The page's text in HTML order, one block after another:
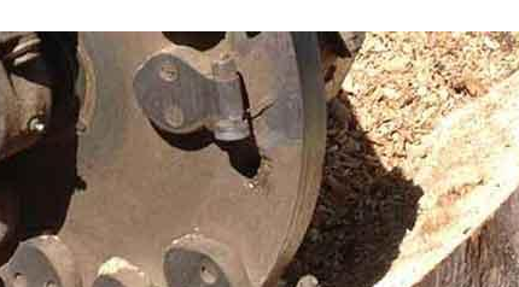
Nos réalisations Nous contacter